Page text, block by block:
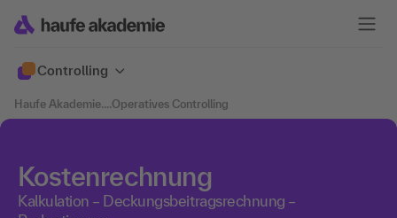
Controlling
Haufe Akademie....Operatives Controlling
Kostenrechnung
Kalkulation – Deckungsbeitragsrechnung –